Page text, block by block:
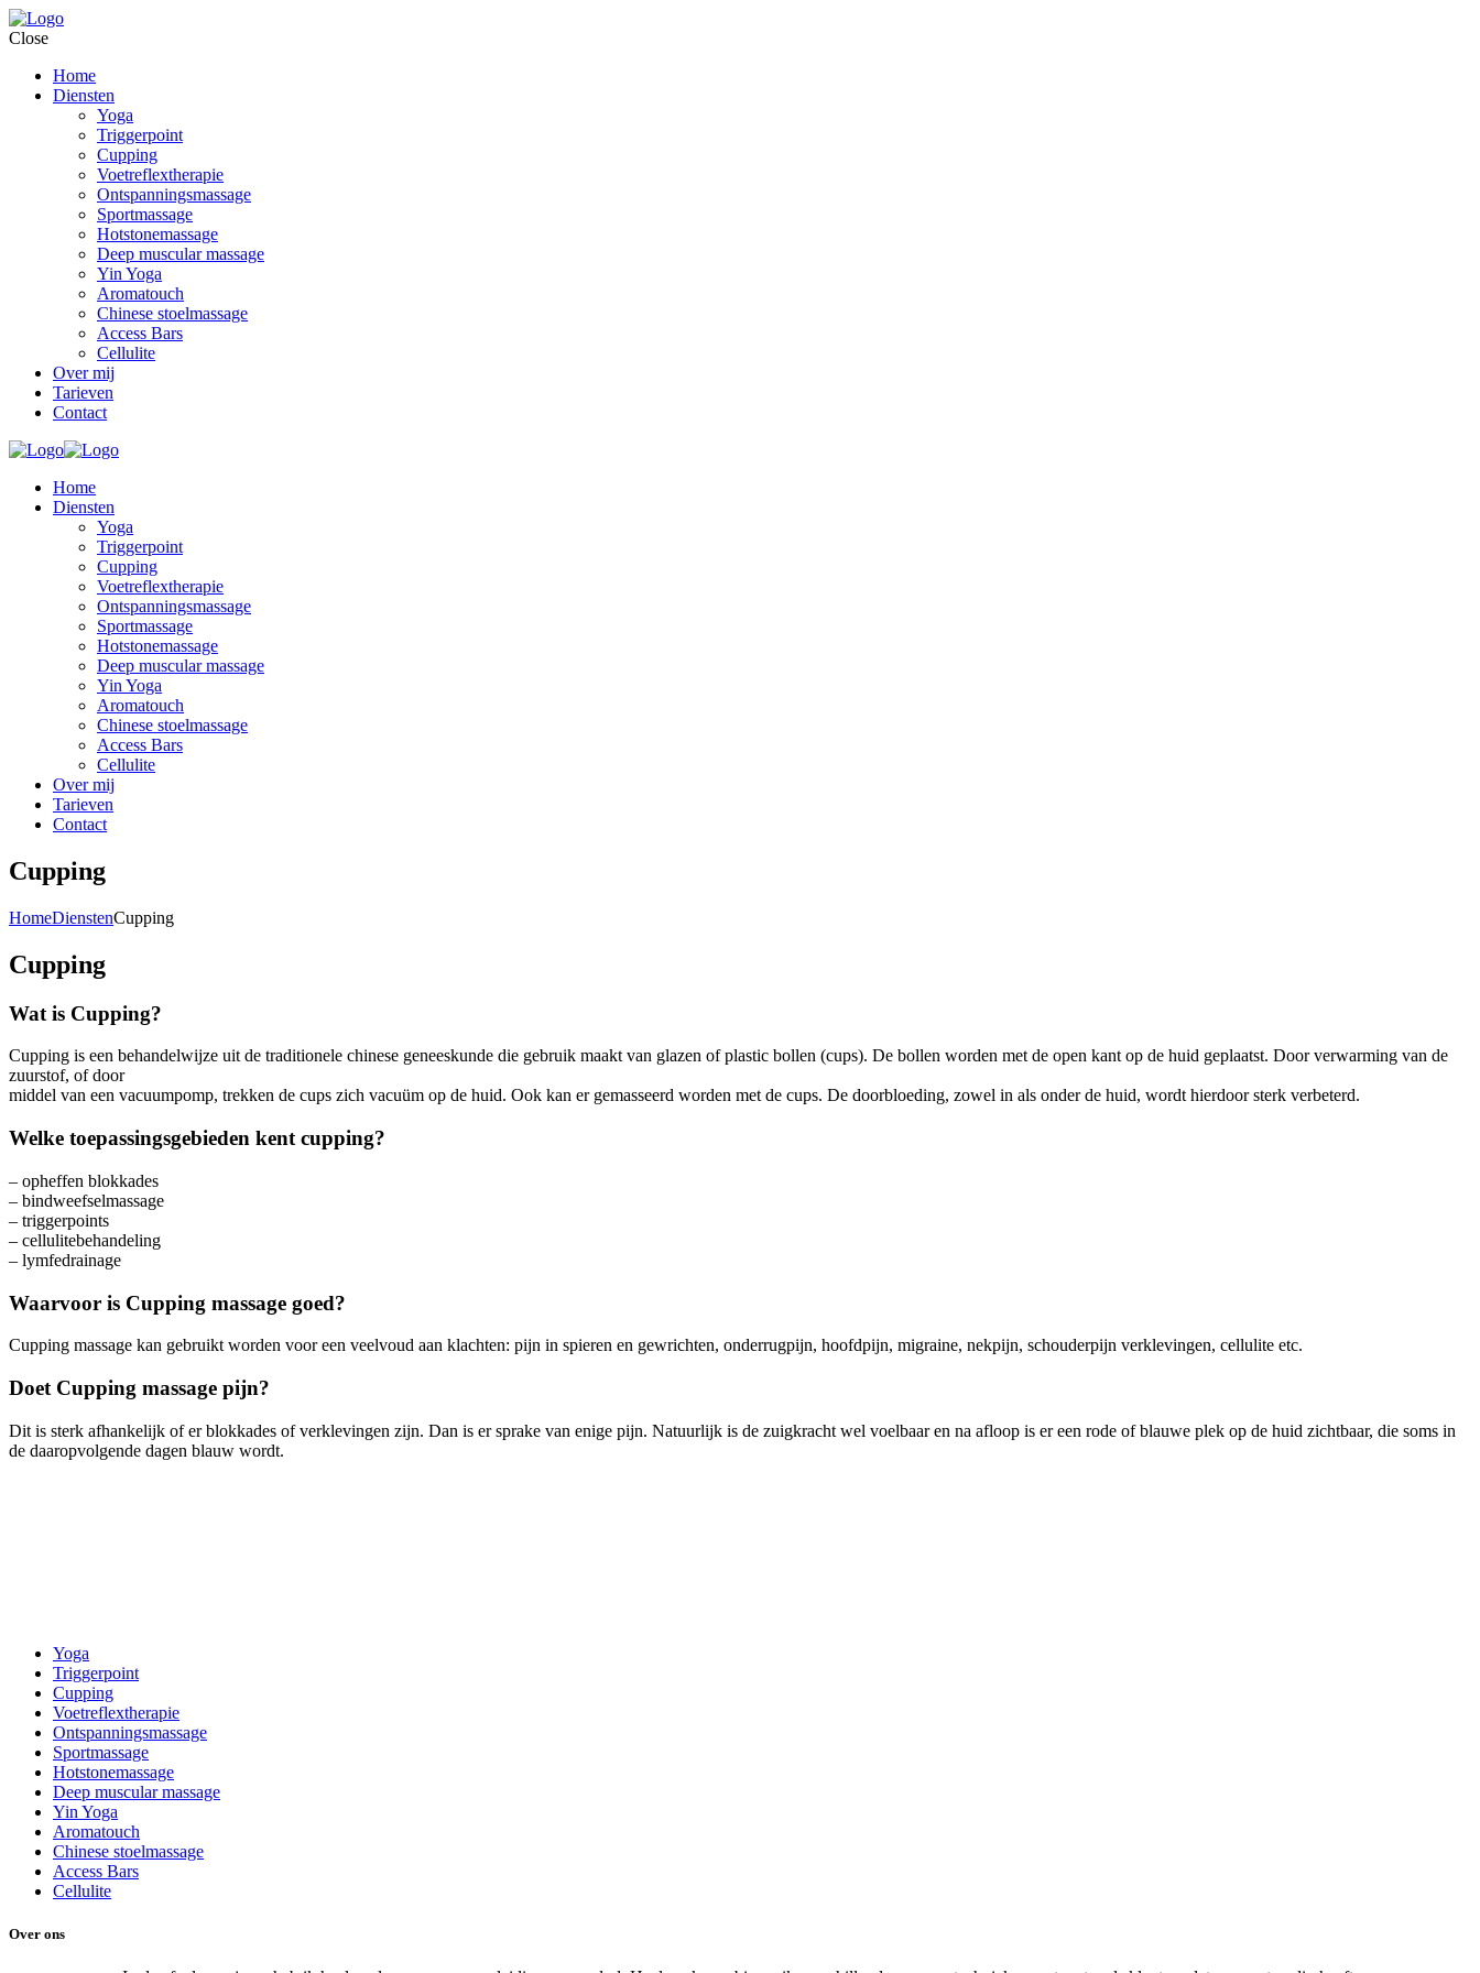
Close
Home
Diensten
Yoga
Triggerpoint
Cupping
Voetreflextherapie
Ontspanningsmassage
Sportmassage
Hotstonemassage
Deep muscular massage
Yin Yoga
Aromatouch
Chinese stoelmassage
Access Bars
Cellulite
Over mij
Tarieven
Contact
Home
Diensten
Yoga
Triggerpoint
Cupping
Voetreflextherapie
Ontspanningsmassage
Sportmassage
Hotstonemassage
Deep muscular massage
Yin Yoga
Aromatouch
Chinese stoelmassage
Access Bars
Cellulite
Over mij
Tarieven
Contact
Cupping
HomeDienstenCupping
Cupping
Wat is Cupping?
Cupping is een behandelwijze uit de traditionele chinese geneeskunde die gebruik maakt van glazen of plastic bollen (cups). De bollen worden met de open kant op de huid geplaatst. Door verwarming van de
zuurstof, of door
middel van een vacuumpomp, trekken de cups zich vacuüm op de huid. Ook kan er gemasseerd worden met de cups. De doorbloeding, zowel in als onder de huid, wordt hierdoor sterk verbeterd.
Welke toepassingsgebieden kent cupping?
– opheffen blokkades
– bindweefselmassage
– triggerpoints
– cellulitebehandeling
– lymfedrainage
Waarvoor is Cupping massage goed?
Cupping massage kan gebruikt worden voor een veelvoud aan klachten: pijn in spieren en gewrichten, onderrugpijn, hoofdpijn, migraine, nekpijn, schouderpijn verklevingen, cellulite etc.
Doet Cupping massage pijn?
Dit is sterk afhankelijk of er blokkades of verklevingen zijn. Dan is er sprake van enige pijn. Natuurlijk is de zuigkracht wel voelbaar en na afloop is er een rode of blauwe plek op de huid zichtbaar, die soms in
de daaropvolgende dagen blauw wordt.
Yoga
Triggerpoint
Cupping
Voetreflextherapie
Ontspanningsmassage
Sportmassage
Hotstonemassage
Deep muscular massage
Yin Yoga
Aromatouch
Chinese stoelmassage
Access Bars
Cellulite
Over ons